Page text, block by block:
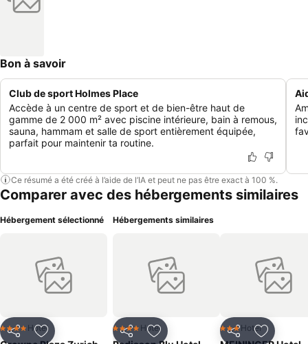
Bon à savoir
Club de sport Holmes Place
Accède à un centre de sport et de bien-être haut de
gamme de 2 000 m² avec piscine intérieure, bain à remous,
sauna, hammam et salle de sport entièrement équipée,
parfait pour maintenir ta routine.
Ce résumé a été créé à l’aide de l’IA et peut ne pas être exact à 100 %.
Comparer avec des hébergements similaires
Hébergement sélectionné
PartagerAjouter à mes favoris
4 ÉtoilesHotel
Hébergements similaires
PartagerAjouter à mes favoris
4 ÉtoilesHotel
PartagerAjouter
3 ÉtoilesHotel